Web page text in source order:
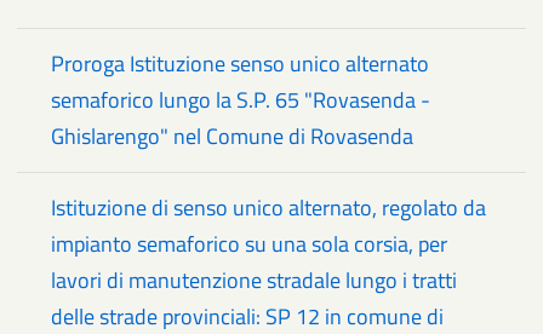
Proroga Istituzione senso unico alternato
semaforico lungo la S.P. 65 "Rovasenda -
Ghislarengo" nel Comune di Rovasenda
Istituzione di senso unico alternato, regolato da
impianto semaforico su una sola corsia, per
lavori di manutenzione stradale lungo i tratti
delle strade provinciali: SP 12 in comune di